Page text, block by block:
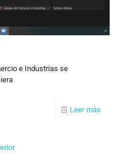
e Industrias se
Leer más